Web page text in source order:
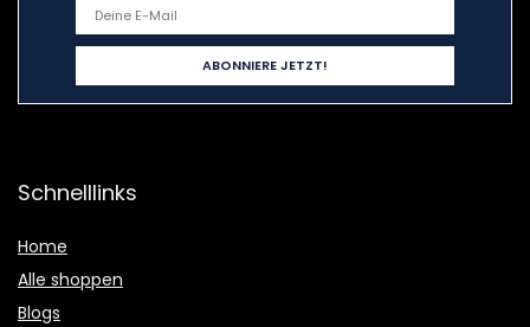
Schnelllinks
Home
Alle shoppen
Blogs